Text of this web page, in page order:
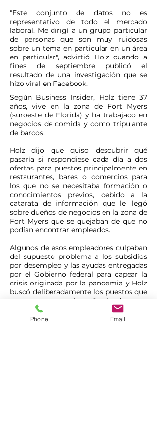
"Este conjunto de datos no es
representativo de todo el mercado
laboral. Me dirigí a un grupo particular
de personas que son muy ruidosas
sobre un tema en particular en un área
en particular", advirtió Holz cuando a
fines de septiembre publicó el
resultado de una investigación que se
hizo viral en Facebook.
Según Business Insider, Holz tiene 37
años, vive en la zona de Fort Myers
(suroeste de Florida) y ha trabajado en
negocios de comida y como tripulante
de barcos.
Holz dijo que quiso descubrir qué
pasaría si respondiese cada día a dos
ofertas para puestos principalmente en
restaurantes, bares o comercios para
los que no se necesitaba formación o
conocimientos previos, debido a la
catarata de información que le llegó
sobre dueños de negocios en la zona de
Fort Myers que se quejaban de que no
podían encontrar empleados.
Algunos de esos empleadores culpaban
del supuesto problema a los subsidios
por desempleo y las ayudas entregadas
por el Gobierno federal para capear la
crisis originada por la pandemia y Holz
buscó deliberadamente los puestos que
esas personas estaban ofreciendo.
Su conclusión tras el experimento que
Phone Email